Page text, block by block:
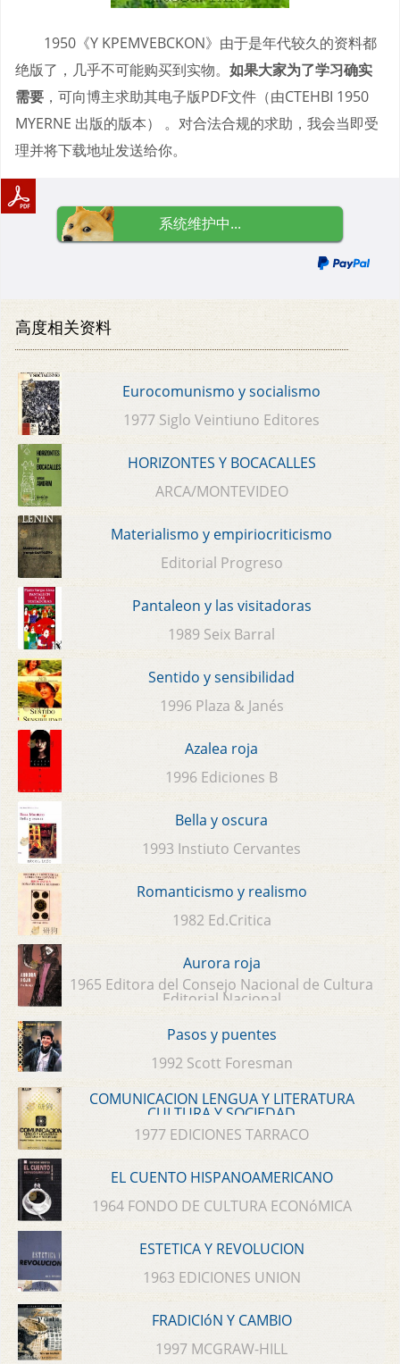
1950《Y KPEMVEBCKON》由于是年代较久的资料都
绝版了，几乎不可能购买到实物。 如果大家为了学习确实
需要 ，可向博主求助其电子版PDF文件（由CTEHBI 1950
MYERNE 出版的版本） 。对合法合规的求助，我会当即受
理并将下载地址发送给你。
系统维护中...
高度相关资料
Eurocomunismo y socialismo
1977 Siglo Veintiuno Editores
HORIZONTES Y BOCACALLES
ARCA/MONTEVIDEO
Materialismo y empiriocriticismo
Editorial Progreso
Pantaleon y las visitadoras
1989 Seix Barral
Sentido y sensibilidad
1996 Plaza & Janés
Azalea roja
1996 Ediciones B
Bella y oscura
1993 Instiuto Cervantes
Romanticismo y realismo
1982 Ed.Critica
Aurora roja
1965 Editora del Consejo Nacional de Cultura
Editorial Nacional
Pasos y puentes
1992 Scott Foresman
COMUNICACION LENGUA Y LITERATURA
CULTURA Y SOCIEDAD
1977 EDICIONES TARRACO
EL CUENTO HISPANOAMERICANO
1964 FONDO DE CULTURA ECONóMICA
ESTETICA Y REVOLUCION
1963 EDICIONES UNION
FRADICIóN Y CAMBIO
1997 MCGRAW-HILL